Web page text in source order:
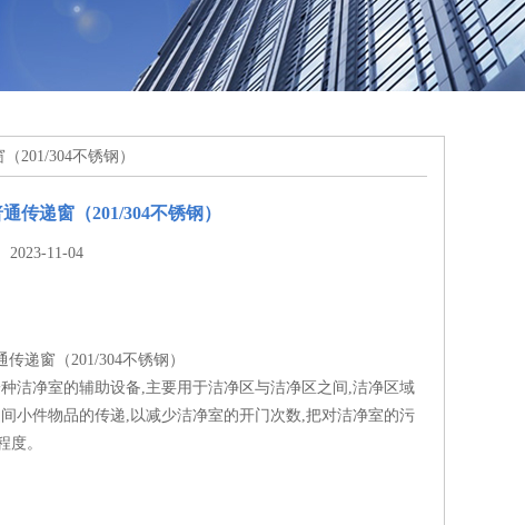
201/304不锈钢）
传递窗（201/304不锈钢）
2023-11-04
传递窗（201/304不锈钢）
洁净室的辅助设备,主要用于洁净区与洁净区之间,洁净区域
小件物品的传递,以减少洁净室的开门次数,把对洁净室的污
度。